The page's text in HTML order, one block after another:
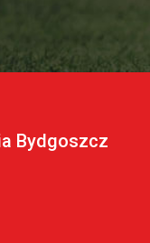
Bydgoszcz